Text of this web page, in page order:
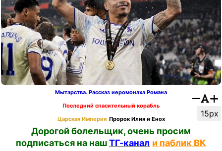
15px
Мытарства. Рассказ иеромонаха Романа
Последний спасительный корабль
Царская Империя Пророк Илия и Енох
Дорогой болельщик, очень просим
подписаться на нашТГ-канал и паблик ВК